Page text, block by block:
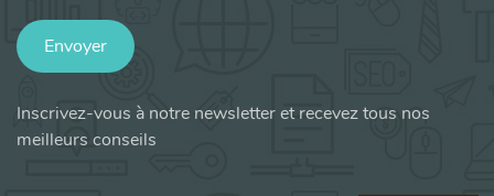
Envoyer
Inscrivez-vous à notre newsletter et recevez tous nos
meilleurs conseils